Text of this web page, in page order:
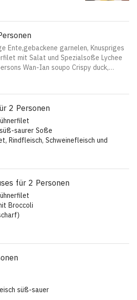
2 persons
peanut sauce
Ente,gebackene garnelen, Knuspriges
mit Salat und Spezialsoße Lychee
Wan-Ian soupo Crispy duck,
pork and chicken With salad and sbecial
2 Personen
saurer Soße
Rindfleisch, Schweinefleisch und
beef and vegetables
für 2 Personen
Broccoli
2 persons
pork svjeet-and-sour
süß-sauer